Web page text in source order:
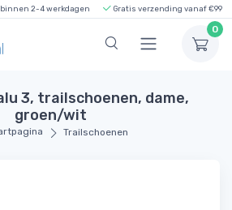
2-4 werkdagen Gratis verzending vanaf €99
0
3, trailschoenen, dame,
groen/wit
Trailschoenen